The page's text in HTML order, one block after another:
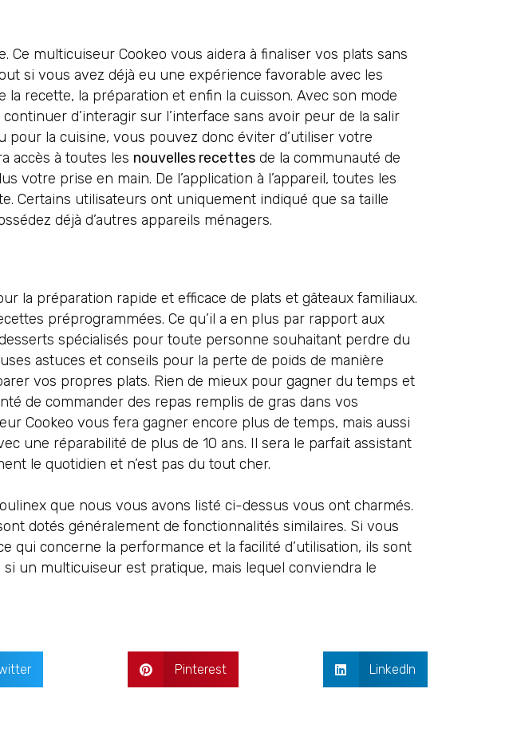
multicuiseur Cookeo vous aidera à finaliser vos plats sans
si vous avez déjà eu une expérience favorable avec les
recette, la préparation et enfin la cuisson. Avec son mode
d’interagir sur l’interface sans avoir peur de la salir
la cuisine, vous pouvez donc éviter d’utiliser votre
accès à toutes les nouvelles recettes de la communauté de
votre prise en main. De l’application à l’appareil, toutes les
Certains utilisateurs ont uniquement indiqué que sa taille
déjà d’autres appareils ménagers.
la préparation rapide et efficace de plats et gâteaux familiaux.
préprogrammées. Ce qu’il a en plus par rapport aux
spécialisés pour toute personne souhaitant perdre du
astuces et conseils pour la perte de poids de manière
vos propres plats. Rien de mieux pour gagner du temps et
de commander des repas remplis de gras dans vos
Cookeo vous fera gagner encore plus de temps, mais aussi
une réparabilité de plus de 10 ans. Il sera le parfait assistant
le quotidien et n’est pas du tout cher.
que nous vous avons listé ci-dessus vous ont charmés.
dotés généralement de fonctionnalités similaires. Si vous
qui concerne la performance et la facilité d’utilisation, ils sont
un multicuiseur est pratique, mais lequel conviendra le
Pinterest LinkedIn